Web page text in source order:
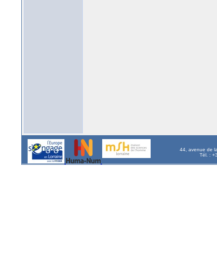
44, avenue de
Tél. :